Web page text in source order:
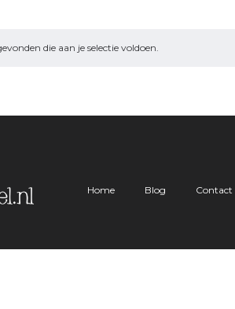
die aan je selectie voldoen.
Home Blog Contact